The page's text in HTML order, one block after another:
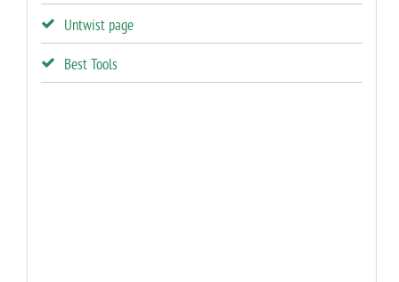
Untwist page
Best Tools